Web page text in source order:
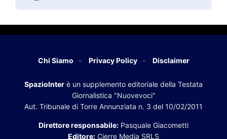
Chi Siamo Privacy Policy Disclaimer
SpazioInter è un supplemento editoriale della Testata
Giornalistica "Nuovevoci"
Aut. Tribunale di Torre Annunziata n. 3 del 10/02/2011
Direttore responsabile: Pasquale Giacometti
Editore: Cierre Media SRLS